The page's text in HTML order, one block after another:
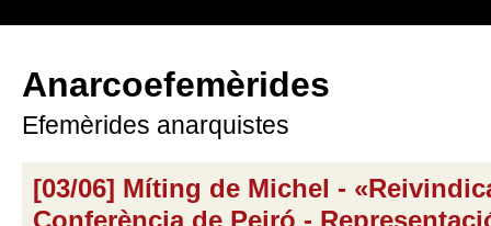
Anarcoefemèrides
Efemèrides anarquistes
[03/06] Míting de Michel -